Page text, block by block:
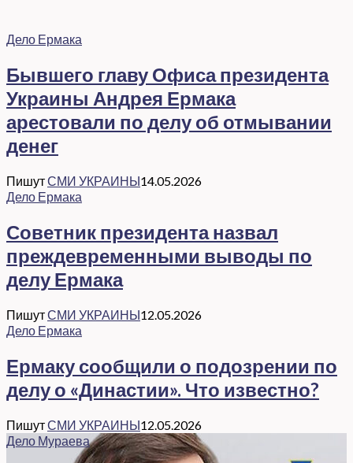
Дело Ермака
Бывшего главу Офиса президента
Украины Андрея Ермака
арестовали по делу об отмывании
денег
ПишутСМИ УКРАИНЫ14.05.2026
Дело Ермака
Советник президента назвал
преждевременными выводы по
делу Ермака
ПишутСМИ УКРАИНЫ12.05.2026
Дело Ермака
Ермаку сообщили о подозрении по
делу о «Династии». Что известно?
ПишутСМИ УКРАИНЫ12.05.2026
Дело Мураева